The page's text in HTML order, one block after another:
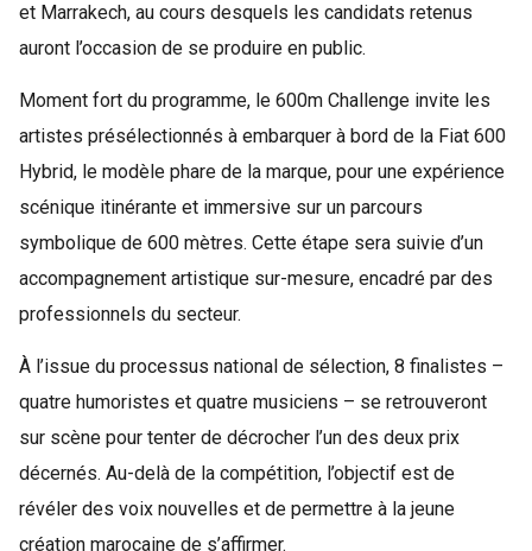
et Marrakech, au cours desquels les candidats retenus
auront l’occasion de se produire en public.
Moment fort du programme, le 600m Challenge invite les
artistes présélectionnés à embarquer à bord de la Fiat 600
Hybrid, le modèle phare de la marque, pour une expérience
scénique itinérante et immersive sur un parcours
symbolique de 600 mètres. Cette étape sera suivie d’un
accompagnement artistique sur-mesure, encadré par des
professionnels du secteur.
À l’issue du processus national de sélection, 8 finalistes –
quatre humoristes et quatre musiciens – se retrouveront
sur scène pour tenter de décrocher l’un des deux prix
décernés. Au-delà de la compétition, l’objectif est de
révéler des voix nouvelles et de permettre à la jeune
création marocaine de s’affirmer.